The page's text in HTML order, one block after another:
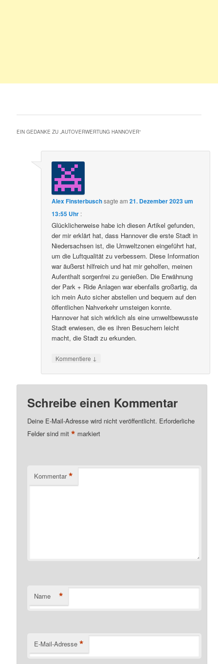
EIN GEDANKE ZU „AUTOVERWERTUNG HANNOVER“
Alex Finsterbuschsagte am21. Dezember 2023 um
13:55 Uhr :
Glücklicherweise habe ich diesen Artikel gefunden,
der mir erklärt hat, dass Hannover die erste Stadt in
Niedersachsen ist, die Umweltzonen eingeführt hat,
um die Luftqualität zu verbessern. Diese Information
war äußerst hilfreich und hat mir geholfen, meinen
Aufenthalt sorgenfrei zu genießen. Die Erwähnung
der Park + Ride Anlagen war ebenfalls großartig, da
ich mein Auto sicher abstellen und bequem auf den
öffentlichen Nahverkehr umsteigen konnte.
Hannover hat sich wirklich als eine umweltbewusste
Stadt erwiesen, die es ihren Besuchern leicht
macht, die Stadt zu erkunden.
Kommentiere ↓
Schreibe einen Kommentar
Deine E-Mail-Adresse wird nicht veröffentlicht. Erforderliche
Felder sind mit* markiert
Kommentar *
Name *
E-Mail-Adresse *